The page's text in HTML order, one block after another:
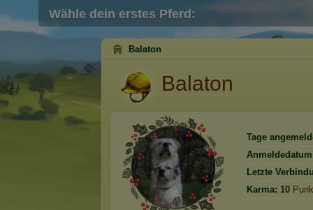
Wähle dein erstes Pferd:
Balaton
Balaton
Tage
Letzte
Karma: 10